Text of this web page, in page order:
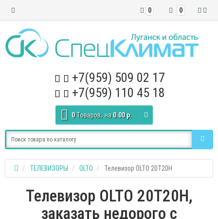
0
0
+7(959) 509 02 17
+7(959) 110 45 18
0 Tоваров, на 0.00 р.
ТЕЛЕВИЗОРЫ OLTO Телевизор OLTO 20T20H
Телевизор OLTO 20T20H,
заказать недорого с